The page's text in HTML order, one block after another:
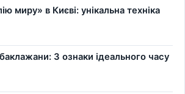
миру» в Києві: унікальна техніка
3 ознаки ідеального часу